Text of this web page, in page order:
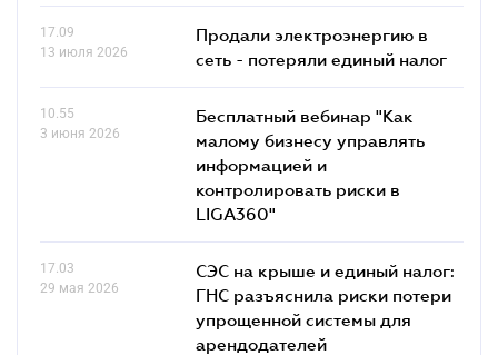
17.09
13 июля 2026
Продали электроэнергию в
сеть - потеряли единый налог
10.55
3 июня 2026
Бесплатный вебинар "Как
малому бизнесу управлять
информацией и
контролировать риски в
LIGA360"
17.03
29 мая 2026
СЭС на крыше и единый налог:
ГНС разъяснила риски потери
упрощенной системы для
арендодателей